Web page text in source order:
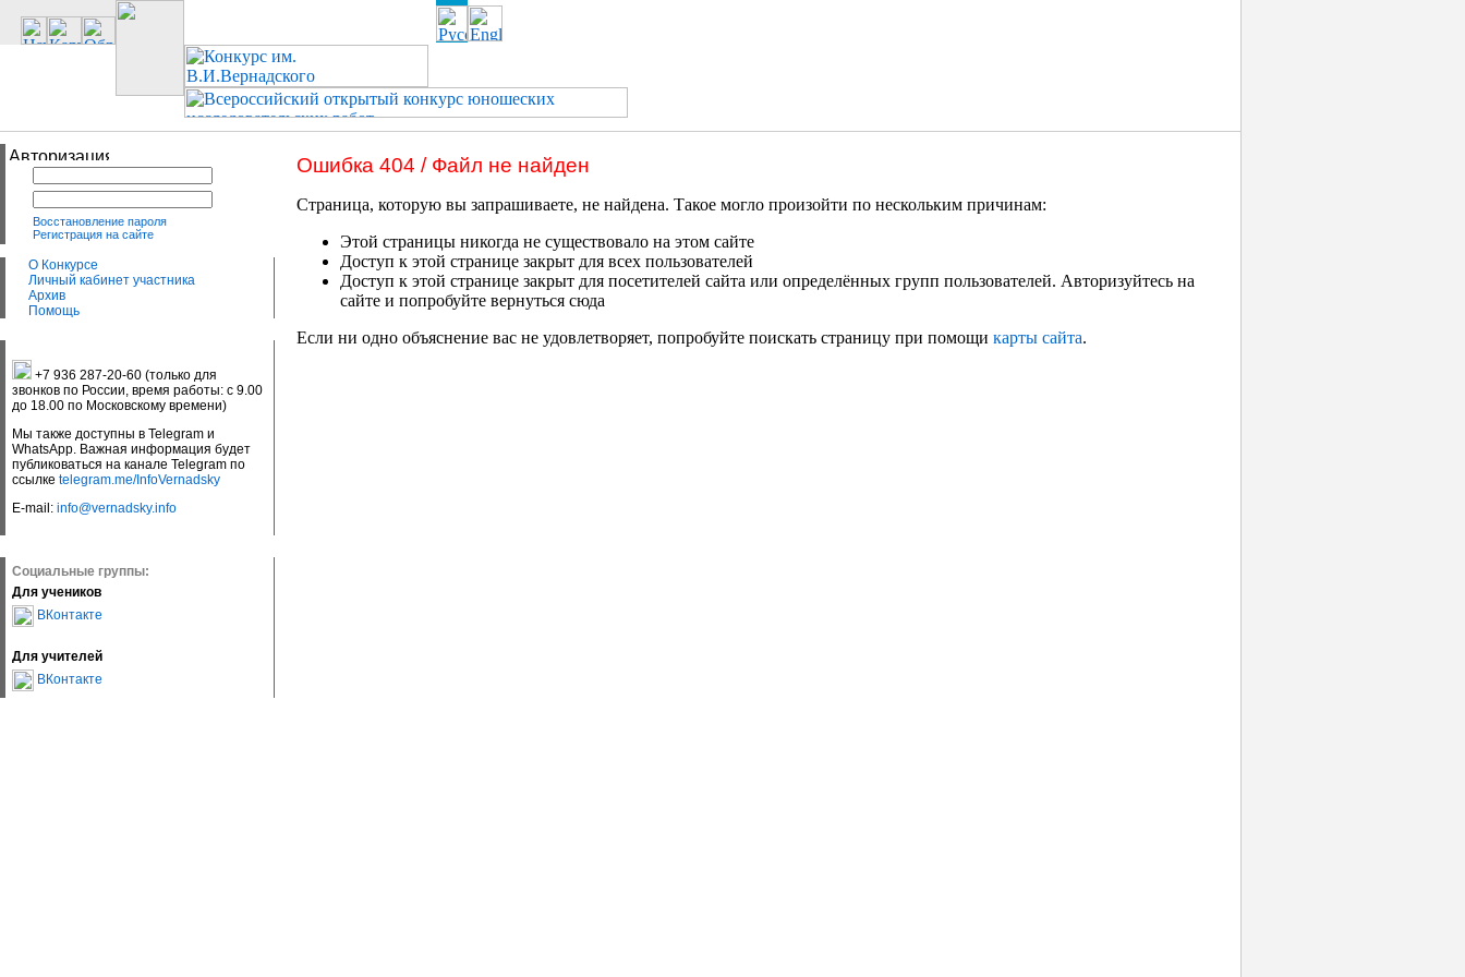
Восстановление пароля
Регистрация на сайте
О Конкурсе
Личный кабинет участника
Архив
Помощь
+7 936 287-20-60 (только для
звонков по России, время работы: с 9.00
до 18.00 по Московскому времени)
Мы также доступны в Telegram и
WhatsApp. Важная информация будет
публиковаться на канале Telegram по
ссылке telegram.me/InfoVernadsky
E-mail: info@vernadsky.info
Социальные группы:
Для учеников
ВКонтакте
Для учителей
ВКонтакте
Ошибка 404 / Файл не найден
Страница, которую вы запрашиваете, не найдена. Такое могло произойти по нескольким причинам:
Этой страницы никогда не существовало на этом сайте
Доступ к этой странице закрыт для всех пользователей
Доступ к этой странице закрыт для посетителей сайта или определённых групп пользователей. Авторизуйтесь на
сайте и попробуйте вернуться сюда
Если ни одно объяснение вас не удовлетворяет, попробуйте поискать страницу при помощи карты сайта.